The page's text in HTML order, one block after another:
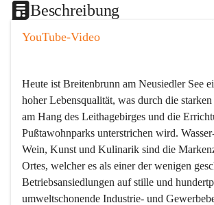
Beschreibung
YouTube-Video
Heute ist Breitenbrunn am Neusiedler See
hoher Lebensqualität, was durch die
am Hang des Leithagebirges und die
Pußtawohnparks unterstrichen wird.
Wein, Kunst und Kulinarik sind die
Ortes, welcher es als einer der wenigen
Betriebsansiedlungen auf stille und
umweltschonende Industrie- und